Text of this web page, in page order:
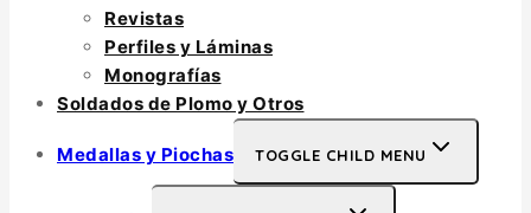
Revistas
Perfiles y Láminas
Monografías
Soldados de Plomo y Otros
Medallas y Piochas TOGGLE CHILD MENU